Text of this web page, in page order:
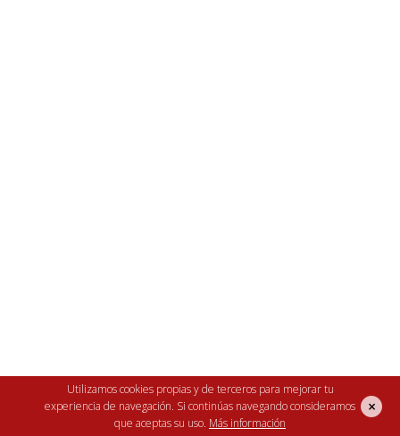
Utilizamos cookies propias y de terceros para mejorar tu
experiencia de navegación. Si continúas navegando consideramos
que aceptas su uso. Más información
×
El mundo de la gallina a tu alcance.